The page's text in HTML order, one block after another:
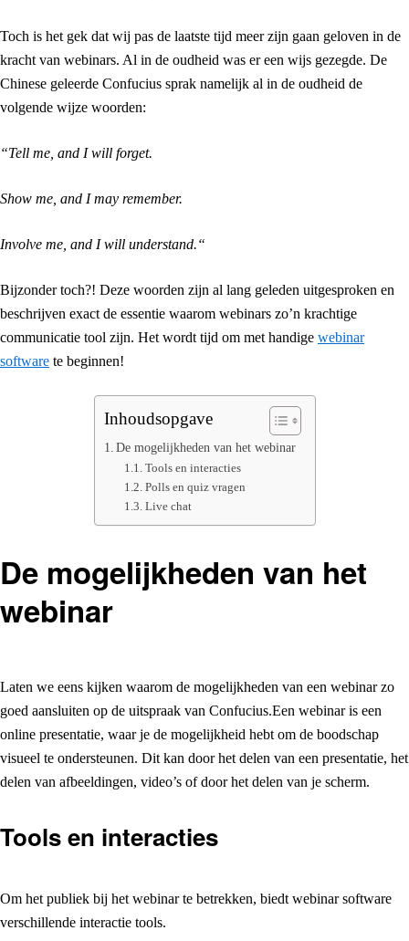
Toch is het gek dat wij pas de laatste tijd meer zijn gaan geloven in de
kracht van webinars. Al in de oudheid was er een wijs gezegde. De
Chinese geleerde Confucius sprak namelijk al in de oudheid de
volgende wijze woorden:
“Tell me, and I will forget.
Show me, and I may remember.
Involve me, and I will understand.“
Bijzonder toch?! Deze woorden zijn al lang geleden uitgesproken en
beschrijven exact de essentie waarom webinars zo’n krachtige
communicatie tool zijn. Het wordt tijd om met handige webinar
software te beginnen!
Inhoudsopgave
De mogelijkheden van het webinar
Tools en interacties
Polls en quiz vragen
Live chat
De mogelijkheden van het
webinar
Laten we eens kijken waarom de mogelijkheden van een webinar zo
goed aansluiten op de uitspraak van Confucius.Een webinar is een
online presentatie, waar je de mogelijkheid hebt om de boodschap
visueel te ondersteunen. Dit kan door het delen van een presentatie, het
delen van afbeeldingen, video’s of door het delen van je scherm.
Tools en interacties
Om het publiek bij het webinar te betrekken, biedt webinar software
verschillende interactie tools.